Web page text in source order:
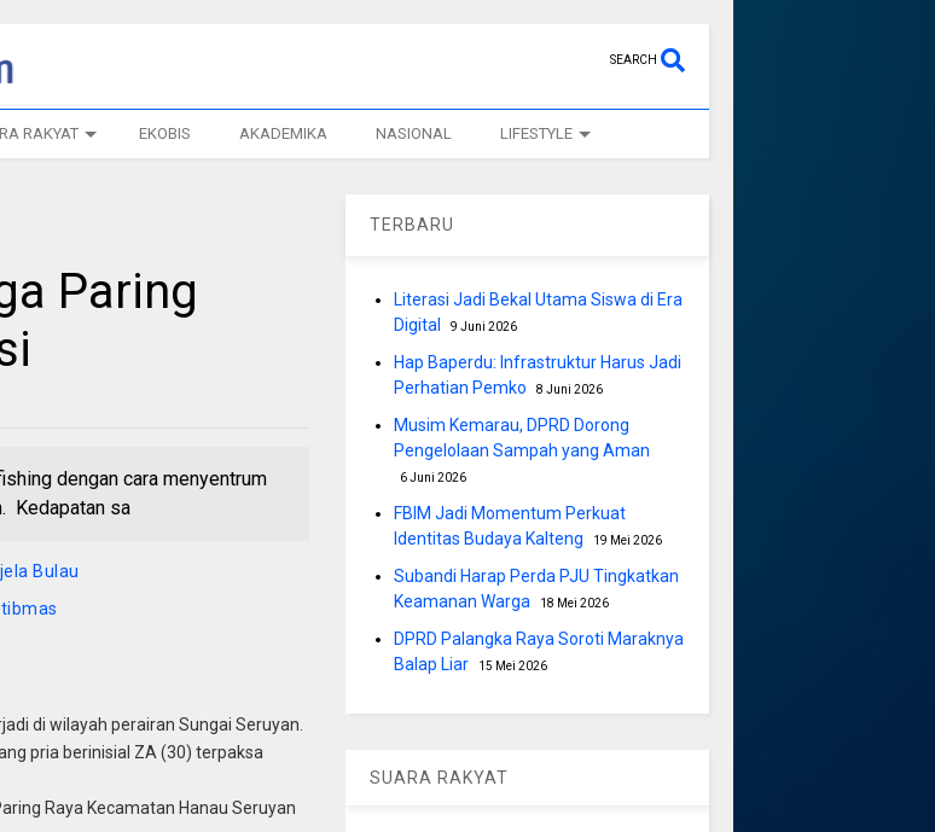
SEARCH
RAKYAT EKOBIS AKADEMIKA NASIONAL LIFESTYLE
Paring
dengan cara menyentrum
Kedapatan sa
Bulau
di wilayah perairan Sungai Seruyan.
pria berinisial ZA (30) terpaksa
Raya Kecamatan Hanau Seruyan
TERBARU
Literasi Jadi Bekal Utama Siswa di Era
Digital
9 Juni 2026
Hap Baperdu: Infrastruktur Harus Jadi
Perhatian Pemko
8 Juni 2026
Musim Kemarau, DPRD Dorong
Pengelolaan Sampah yang Aman
6 Juni 2026
FBIM Jadi Momentum Perkuat
Identitas Budaya Kalteng
19 Mei 2026
Subandi Harap Perda PJU Tingkatkan
Keamanan Warga
18 Mei 2026
DPRD Palangka Raya Soroti Maraknya
Balap Liar
15 Mei 2026
SUARA RAKYAT